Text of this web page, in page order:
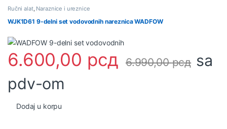
Ručni alat, Naraznice i ureznice
WJK1D61 9-delni set vodovodnih nareznica WADFOW
6.600,00 рсд 6.990,00рсд sa
pdv-om
Dodaj u korpu